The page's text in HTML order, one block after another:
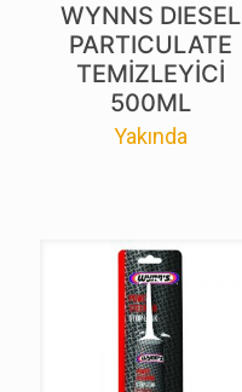
WYNNS DIESEL
PARTICULATE
TEMİZLEYİCİ
500ML
Yakında